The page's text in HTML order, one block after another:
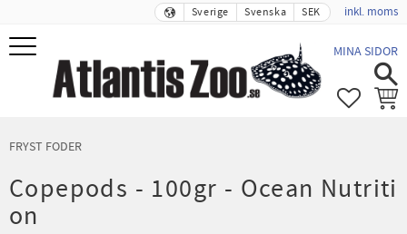
Meny
Sverige Svenska SEK inkl. moms
MINA SIDOR
FRYST FODER
Copepods - 100gr - Ocean Nutriti
on